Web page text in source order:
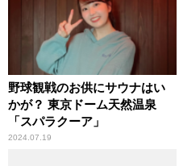
野球観戦のお供にサウナはい
かが？ 東京ドーム天然温泉
「スパラクーア」
2024.07.19